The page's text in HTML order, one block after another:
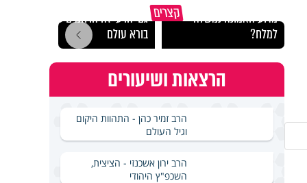
קצרים
מדוע האמונה נמשלה
למלח?
גם ׳הרע׳ זה הרחמים של
בורא עולם
הרצאות ושיעורים
הרב זמיר כהן - התהוות היקום
וגיל העולם
הרב ירון אשכנזי - הציצית,
השכפ"ץ היהודי